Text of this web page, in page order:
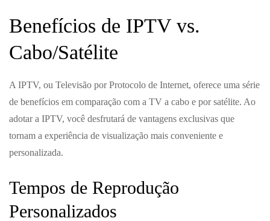
Benefícios de IPTV vs.
Cabo/Satélite
A IPTV, ou Televisão por Protocolo de Internet, oferece uma série
de benefícios em comparação com a TV a cabo e por satélite. Ao
adotar a IPTV, você desfrutará de vantagens exclusivas que
tornam a experiência de visualização mais conveniente e
personalizada.
Tempos de Reprodução
Personalizados